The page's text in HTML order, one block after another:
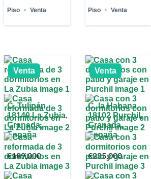
Piso Venta Piso Venta
Venta
C. Tulipán,
18140 La Zubia,
Granada,
España
€189,000
Venta
C. la Habana,
18102 Purchil,
Granada,
España
€235,000